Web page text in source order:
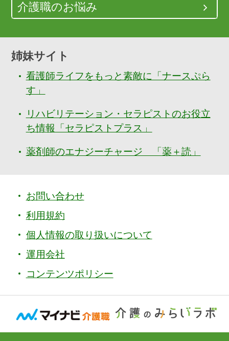
介護職のお悩み
姉妹サイト
看護師ライフをもっと素敵に「ナースぷら
す」
リハビリテーション・セラピストのお役立
ち情報「セラピストプラス」
薬剤師のエナジーチャージ 「薬＋読」
お問い合わせ
利用規約
個人情報の取り扱いについて
運用会社
コンテンツポリシー